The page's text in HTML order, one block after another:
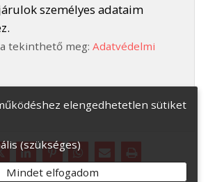
személyes adataim
tekinthető meg: Adatvédelmi
elengedhetetlen sütiket
(szükséges)
Mindet elfogadom